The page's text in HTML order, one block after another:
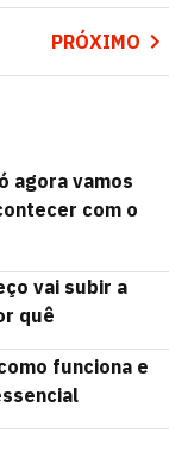
PRÓXIMO
agora vamos
com o
vai subir a
quê
funciona e